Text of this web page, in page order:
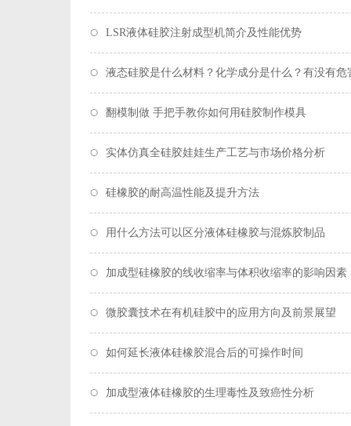
LSR液体硅胶注射成型机简介及性能优势
液态硅胶是什么材料？化学成分是什么？有没有危
翻模制做 手把手教你如何用硅胶制作模具
实体仿真全硅胶娃娃生产工艺与市场价格分析
硅橡胶的耐高温性能及提升方法
用什么方法可以区分液体硅橡胶与混炼胶制品
加成型硅橡胶的线收缩率与体积收缩率的影响因素
微胶囊技术在有机硅胶中的应用方向及前景展望
如何延长液体硅橡胶混合后的可操作时间
加成型液体硅橡胶的生理毒性及致癌性分析